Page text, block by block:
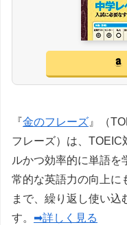
『金のフレーズ 』（
フレーズ）は、TOEIC
ルかつ効率的に単語を
常的な英語力の向上に
まで、繰り返し使い
す。 ➡詳しく見る